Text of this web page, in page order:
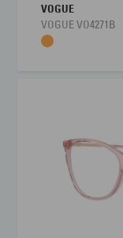
VOGUE
VOGUE VO4271B